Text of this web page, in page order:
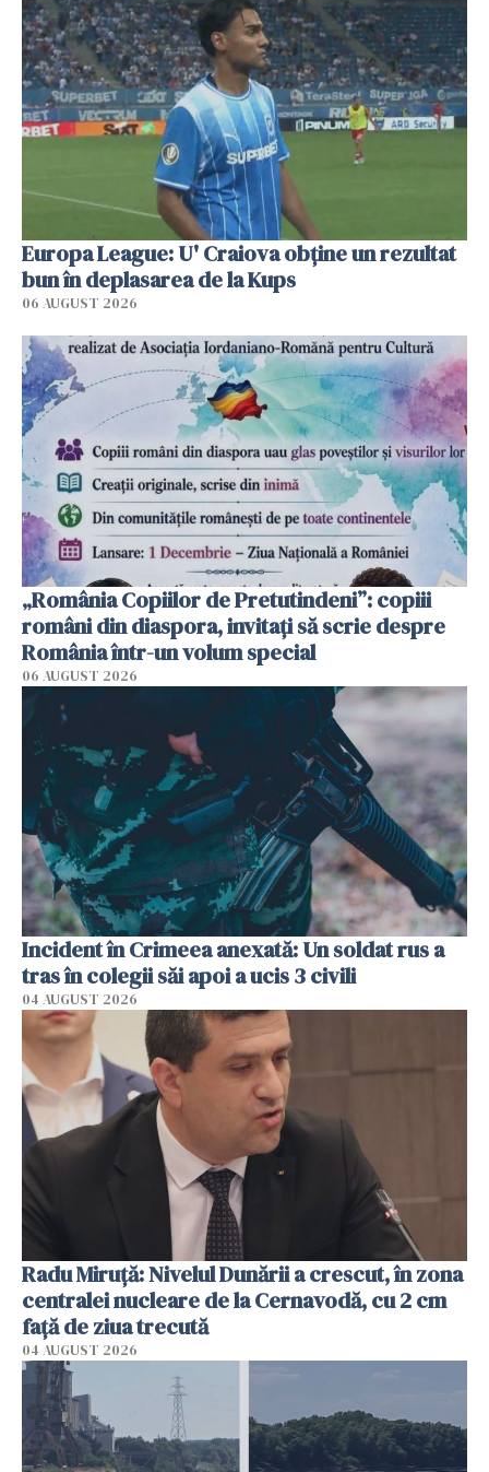
Europa League: U' Craiova obține un rezultat
bun în deplasarea de la Kups
06 AUGUST 2026
„România Copiilor de Pretutindeni”: copiii
români din diaspora, invitați să scrie despre
România într-un volum special
06 AUGUST 2026
Incident în Crimeea anexată: Un soldat rus a
tras în colegii săi apoi a ucis 3 civili
04 AUGUST 2026
Radu Miruţă: Nivelul Dunării a crescut, în zona
centralei nucleare de la Cernavodă, cu 2 cm
faţă de ziua trecută
04 AUGUST 2026